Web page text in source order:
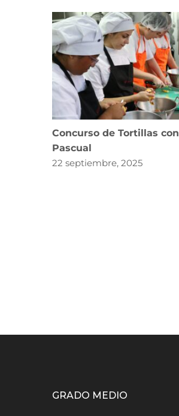
Concurso de Tortillas con
Pascual
22 septiembre, 2025
GRADO MEDIO